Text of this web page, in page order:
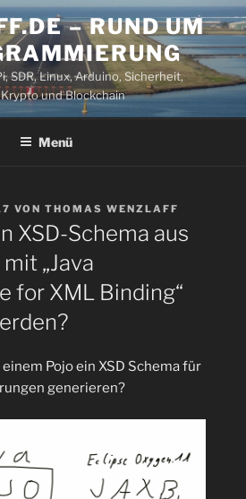
– RUND UM
SDR, Linux, Arduino, Sicherheit,
und Blockchain
Menü
VON THOMAS WENZLAFF
XSD-Schema aus
„Java
for XML Binding“
Pojo ein XSD Schema für
generieren?